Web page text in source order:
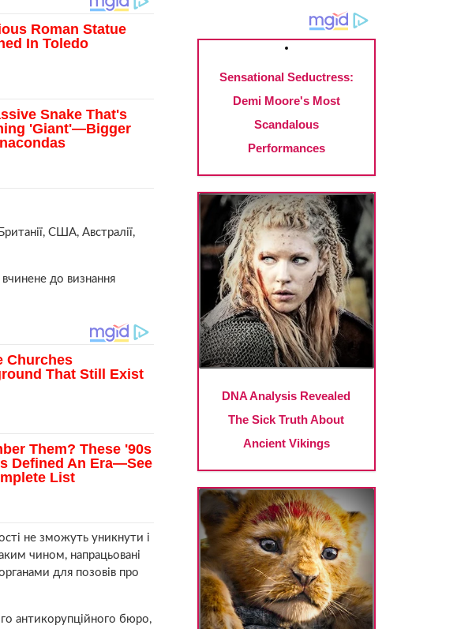
США, Австралії,
до визнання
не зможуть уникнути і
чином, напрацьовані
для позовів про
антикорупційного бюро,